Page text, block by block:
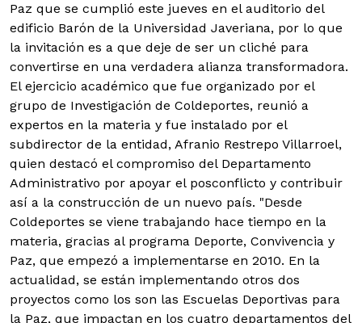
Paz que se cumplió este jueves en el auditorio del
edificio Barón de la Universidad Javeriana, por lo que
la invitación es a que deje de ser un cliché para
convertirse en una verdadera alianza transformadora.
El ejercicio académico que fue organizado por el
grupo de Investigación de Coldeportes, reunió a
expertos en la materia y fue instalado por el
subdirector de la entidad, Afranio Restrepo Villarroel,
quien destacó el compromiso del Departamento
Administrativo por apoyar el posconflicto y contribuir
así a la construcción de un nuevo país. "Desde
Coldeportes se viene trabajando hace tiempo en la
materia, gracias al programa Deporte, Convivencia y
Paz, que empezó a implementarse en 2010. En la
actualidad, se están implementando otros dos
proyectos como los son las Escuelas Deportivas para
la Paz, que impactan en los cuatro departamentos del